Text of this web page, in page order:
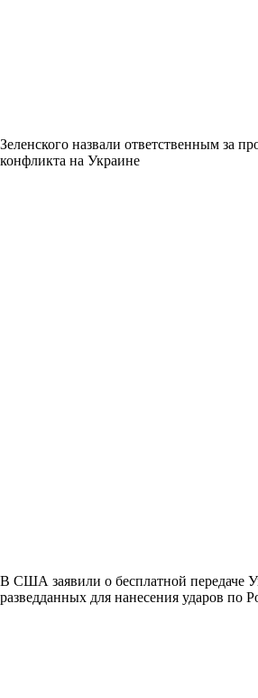
Зеленского назвали ответственным за
конфликта на Украине
В США заявили о бесплатной передаче
разведданных для нанесения ударов по